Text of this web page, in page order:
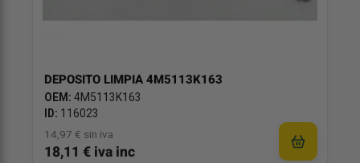
DEPOSITO LIMPIA 4M5113K163
OEM: 4M5113K163
ID: 116023
14,97 € sin iva
18,11 € iva inc